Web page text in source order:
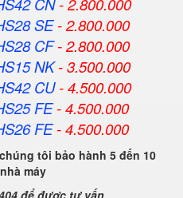
SE- 2.800.000
CF- 2.800.000
NK- 3.500.000
CU- 4.500.000
FE- 4.500.000
FE- 4.500.000
tôi bảo hành 5 đến 10
máy
để được tư vấn